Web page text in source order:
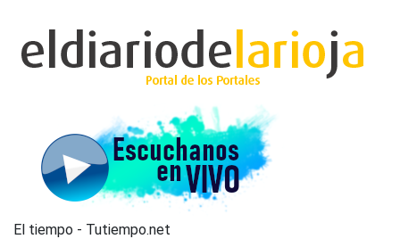
El tiempo - Tutiempo.net